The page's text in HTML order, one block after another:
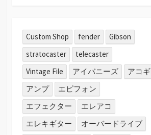
Custom Shop fender
Gibson
stratocaster
telecaster
Vintage File
アイバニーズ
アコギ
アンプ
エピフォン
エフェクター
エレアコ
エレキギター
オーバードライブ